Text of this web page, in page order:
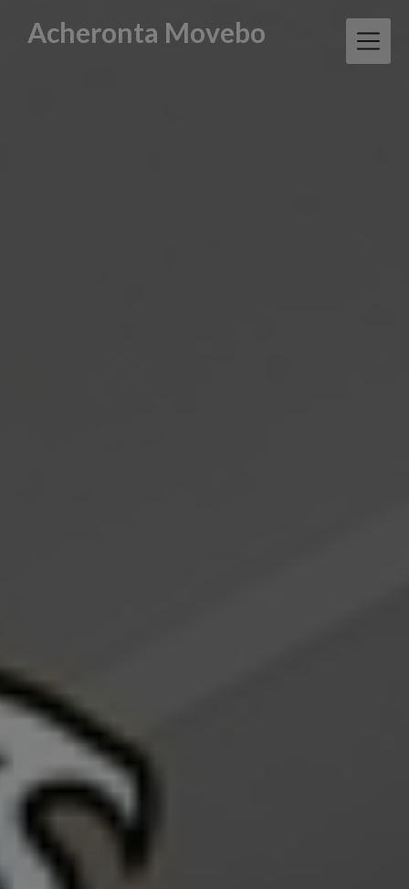
contentAcheronta Movebo